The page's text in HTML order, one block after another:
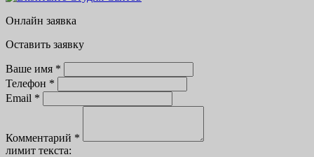
Онлайн заявка
Оставить заявку
Ваше имя *
Телефон *
Email *
Комментарий *
лимит текста: